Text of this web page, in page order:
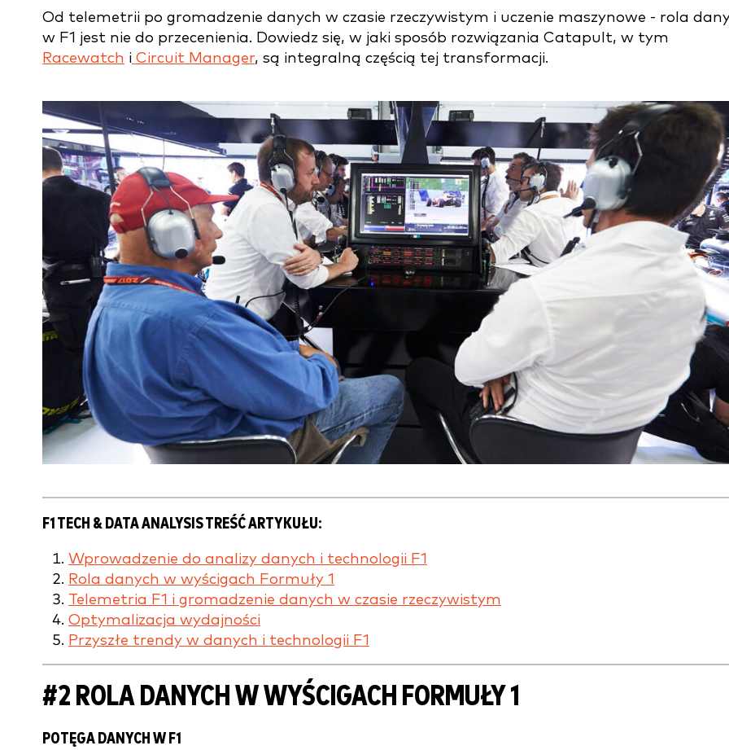
Od telemetrii po gromadzenie danych w czasie rzeczywistym i uczenie maszynowe - rola
w F1 jest nie do przecenienia. Dowiedz się, w jaki sposób rozwiązania Catapult, w tym
Racewatch i Circuit Manager, są integralną częścią tej transformacji.
F1 TECH & DATA ANALYSIS TREŚĆ ARTYKUŁU:
Wprowadzenie do analizy danych i technologii F1
Rola danych w wyścigach Formuły 1
Telemetria F1 i gromadzenie danych w czasie rzeczywistym
Optymalizacja wydajności
Przyszłe trendy w danych i technologii F1
#2 ROLA DANYCH W WYŚCIGACH FORMUŁY 1
POTĘGA DANYCH W F1